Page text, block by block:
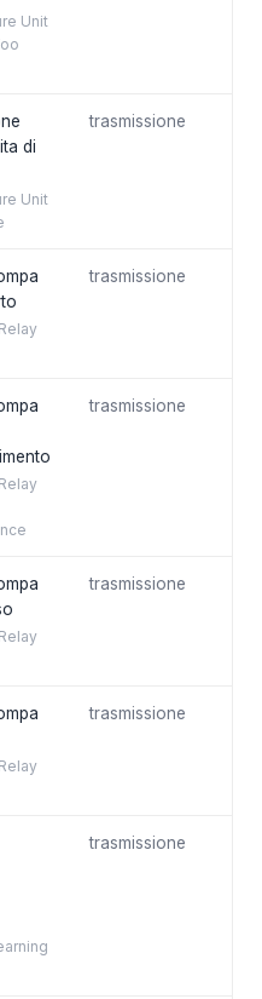
Unit
di
Unit
trasmissione
trasmissione
trasmissione
trasmissione
trasmissione
trasmissione